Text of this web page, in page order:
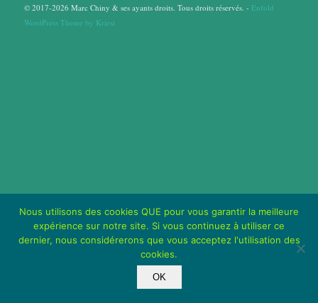
© 2017-2026 Marc Chiny & ses ayants droits. Tous droits réservés. - Enfold
WordPress Theme by Kriesi
Nous utilisons des cookies QUE pour vous garantir la meilleure
expérience sur notre site. Si vous continuez à utiliser ce
dernier, nous considérerons que vous acceptez l'utilisation des
cookies.
OK